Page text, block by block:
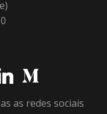
as redes sociais